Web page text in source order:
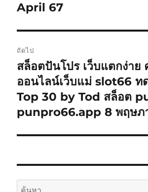
April 67
ถัดไป
เรื่อง
ต่อ
ไป:
สล็อตปันโปร เว็บแตกง่าย
ออนไลน์เว็บแม่ slot66 ท
Top 30 by Tod สล็อต
punpro66.app 8 พฤษภ
ค้นหา: